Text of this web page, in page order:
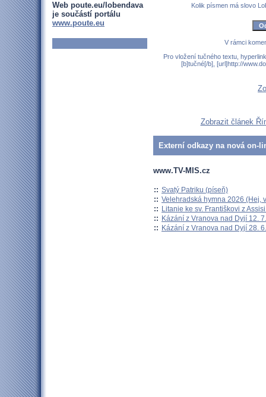
Web poute.eu/lobendava
je součástí portálu
www.poute.eu
Kolik písmen má slovo
V rámci
Pro vložení tučného textu,
[b]tučné[/b], [url]http://
Zobrazit článek
Externí odkazy na nová on-
www.TV-MIS.cz
:: Svatý Patriku (píseň)
:: Velehradská hymna 2026 (Hej,
:: Litanie ke sv. Františkovi z
:: Kázání z Vranova nad Dyjí 12.
:: Kázání z Vranova nad Dyjí 28.